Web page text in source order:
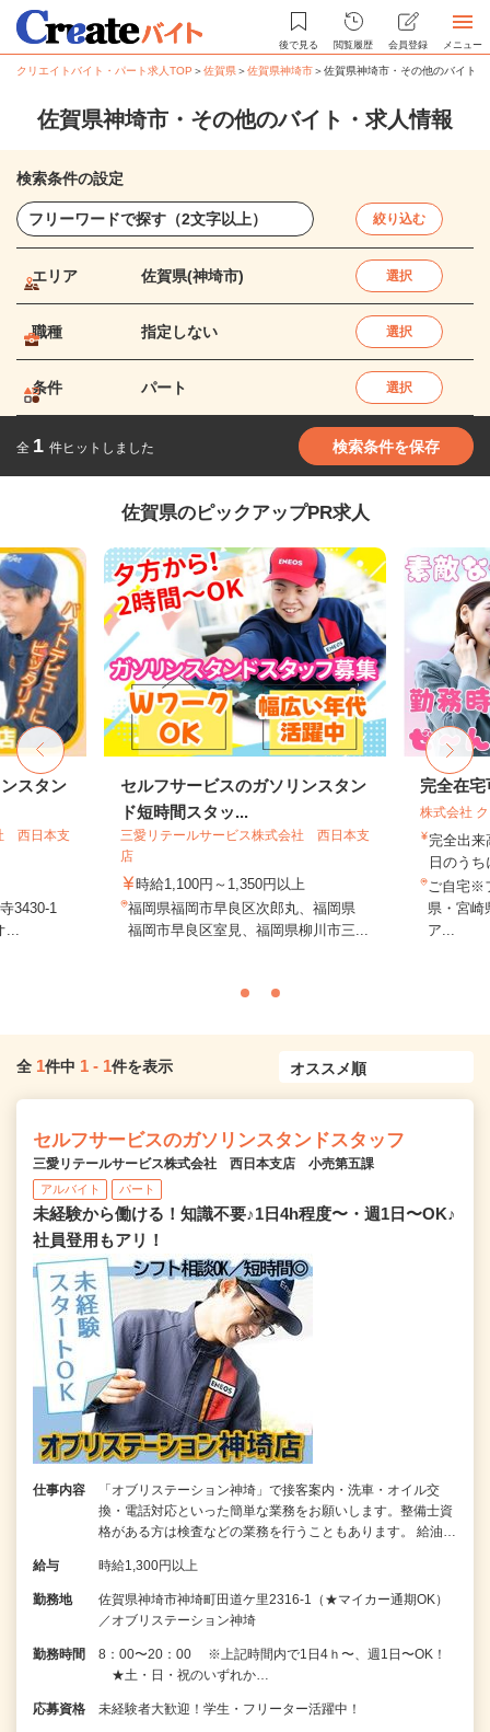
後で見る 閲覧履歴 会員登録 メニュー
クリエイトバイト・パート求人TOP ＞佐賀県＞佐賀県神埼市＞佐賀県神埼市・その他のバイト
佐賀県神埼市・その他のバイト・求人情報
検索条件の設定
絞り込む
エリア 佐賀県(神埼市) 選択
職種 指定しない 選択
条件 パート 選択
全 1 件ヒットしました 検索条件を保存
佐賀県のピックアップPR求人
スタン
西日本支
3430-1
セルフサービスのガソリンスタン
ド短時間スタッ...
三愛リテールサービス株式会社 西日本支
店
時給1,100円～1,350円以上
福岡県福岡市早良区次郎丸、福岡県
福岡市早良区室見、福岡県柳川市三...
完全在
株式会社
完全出
日のう
ご自宅※
県・宮崎
ア...
全 1件中 1 - 1件を表示
セルフサービスのガソリンスタンドスタッフ
三愛リテールサービス株式会社 西日本支店 小売第五課
アルバイト パート
未経験から働ける！知識不要♪1日4h程度〜・週1日〜OK♪
社員登用もアリ！
仕事内容
「オブリステーション神埼」で接客案内・洗車・オイル交
換・電話対応といった簡単な業務をお願いします。整備士資
格がある方は検査などの業務を行うこともあります。 給油…
給与 時給1,300円以上
勤務地
佐賀県神埼市神埼町田道ケ里2316-1（★マイカー通期OK）
／オブリステーション神埼
勤務時間
8：00〜20：00 ※上記時間内で1日4ｈ〜、週1日〜OK！
★土・日・祝のいずれか…
応募資格 未経験者大歓迎！学生・フリーター活躍中！